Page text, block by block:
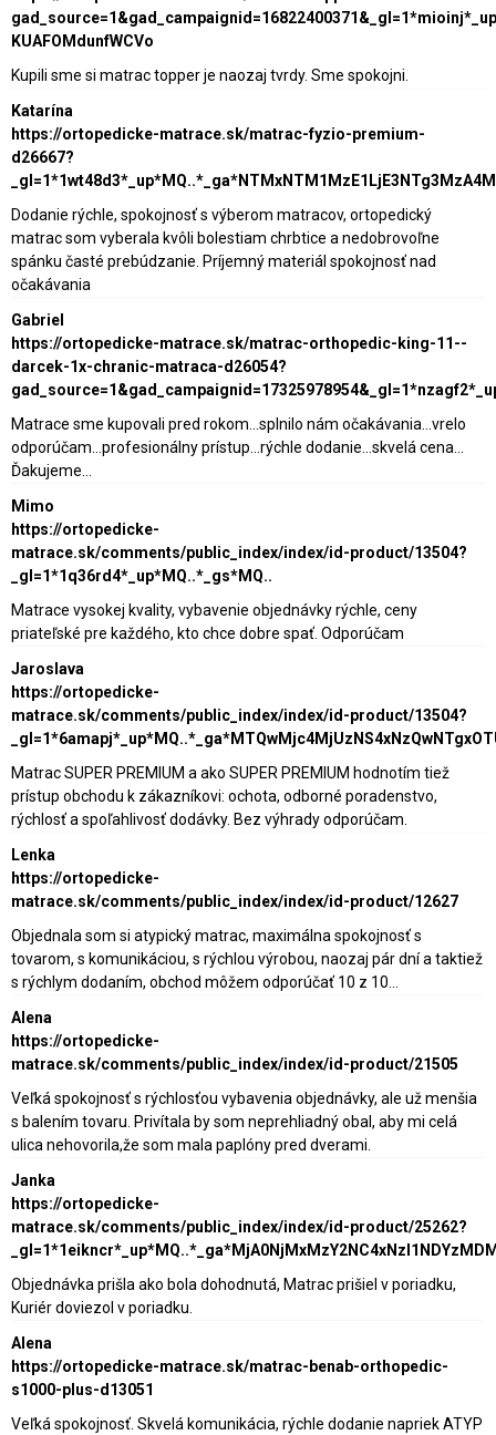
KUAFOMdunfWCVo
Kupili sme si matrac topper je naozaj tvrdy. Sme spokojni.
Katarína
https://ortopedicke-matrace.sk/matrac-fyzio-premium-
d26667?
Dodanie rýchle, spokojnosť s výberom matracov, ortopedický
matrac som vyberala kvôli bolestiam chrbtice a nedobrovoľne
spánku časté prebúdzanie. Príjemný materiál spokojnosť nad
očakávania
Gabriel
https://ortopedicke-matrace.sk/matrac-orthopedic-king-11--
darcek-1x-chranic-matraca-d26054?
Matrace sme kupovali pred rokom...splnilo nám očakávania...vrelo
odporúčam...profesionálny prístup...rýchle dodanie...skvelá cena...
Ďakujeme...
Mimo
https://ortopedicke-
matrace.sk/comments/public_index/index/id-product/13504?
_gl=1*1q36rd4*_up*MQ..*_gs*MQ..
Matrace vysokej kvality, vybavenie objednávky rýchle, ceny
priateľské pre každého, kto chce dobre spať. Odporúčam
Jaroslava
https://ortopedicke-
matrace.sk/comments/public_index/index/id-product/13504?
Matrac SUPER PREMIUM a ako SUPER PREMIUM hodnotím tiež
prístup obchodu k zákazníkovi: ochota, odborné poradenstvo,
rýchlosť a spoľahlivosť dodávky. Bez výhrady odporúčam.
Lenka
https://ortopedicke-
matrace.sk/comments/public_index/index/id-product/12627
Objednala som si atypický matrac, maximálna spokojnosť s
tovarom, s komunikáciou, s rýchlou výrobou, naozaj pár dní a taktiež
s rýchlym dodaním, obchod môžem odporúčať 10 z 10...
Alena
https://ortopedicke-
matrace.sk/comments/public_index/index/id-product/21505
Veľká spokojnosť s rýchlosťou vybavenia objednávky, ale už menšia
s balením tovaru. Privítala by som neprehliadný obal, aby mi celá
ulica nehovorila,že som mala paplóny pred dverami.
Janka
https://ortopedicke-
matrace.sk/comments/public_index/index/id-product/25262?
Objednávka prišla ako bola dohodnutá, Matrac prišiel v poriadku,
Kuriér doviezol v poriadku.
Alena
https://ortopedicke-matrace.sk/matrac-benab-orthopedic-
s1000-plus-d13051
Veľká spokojnosť. Skvelá komunikácia, rýchle dodanie napriek ATYP